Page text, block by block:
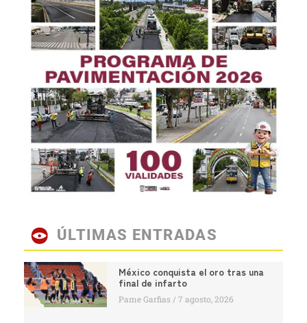
ÚLTIMAS ENTRADAS
México conquista el oro tras una
final de infarto
Pame Garfias 7 agosto, 2026